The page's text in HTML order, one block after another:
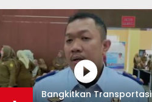
Bangkitkan Transportasi